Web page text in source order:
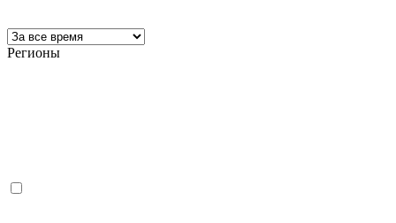
Регионы